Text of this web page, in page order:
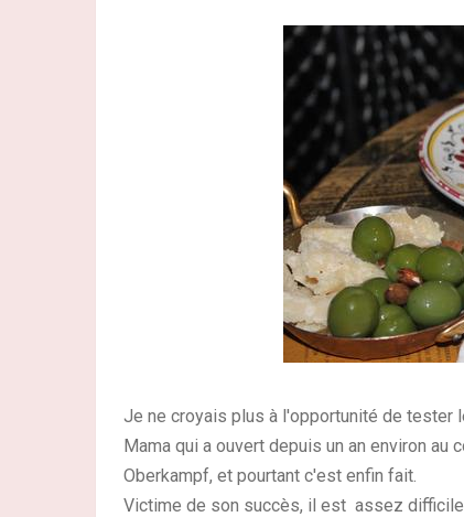
Je ne croyais plus à l'opportunité de tester
Mama qui a ouvert depuis un an environ
Oberkampf, et pourtant c'est enfin fait.
Victime de son succès, il est assez